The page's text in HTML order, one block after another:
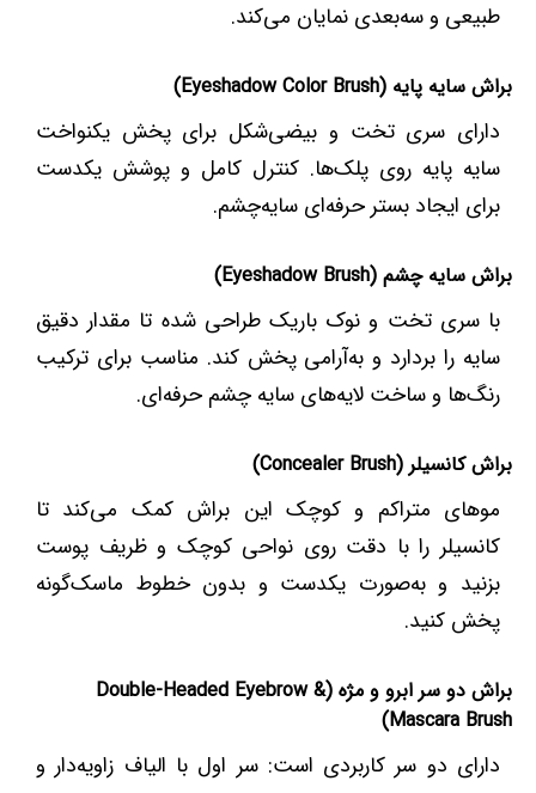
طبیعی و سه‌بعدی نمایان می‌کند.
براش سایه پایه (Eyeshadow Color Brush)
دارای سری تخت و بیضی‌شکل برای پخش یکنواخت
سایه پایه روی پلک‌ها. کنترل کامل و پوشش یکدست
برای ایجاد بستر حرفه‌ای سایه‌چشم.
براش سایه چشم (Eyeshadow Brush)
با سری تخت و نوک باریک طراحی شده تا مقدار دقیق
سایه را بردارد و به‌آرامی پخش کند. مناسب برای ترکیب
رنگ‌ها و ساخت لایه‌های سایه چشم حرفه‌ای.
براش کانسیلر (Concealer Brush)
موهای متراکم و کوچک این براش کمک می‌کند تا
کانسیلر را با دقت روی نواحی کوچک و ظریف پوست
بزنید و به‌صورت یکدست و بدون خطوط ماسک‌گونه
پخش کنید.
براش دو سر ابرو و مژه (Double-Headed Eyebrow &
Mascara Brush)
دارای دو سر کاربردی است: سر اول با الیاف زاویه‌دار و